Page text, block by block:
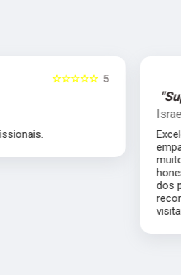
Excelente atendimento! O Dr. André
empatia pelos animais domésticos,
muito atencioso e cuidadoso, além
honesto e simpático. O preço da
dos produtos oferecidos é muito
recomendo pra quem tiver